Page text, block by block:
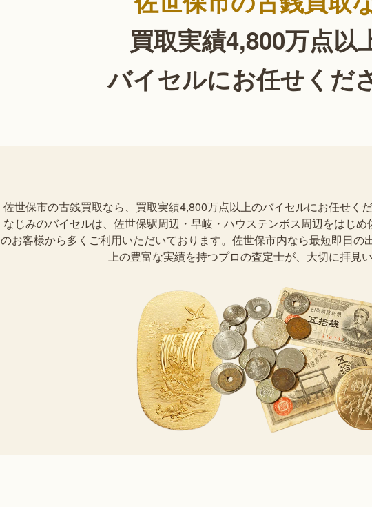
買取実績4,800万点以
バイセルにお任せくだ
佐世保市の古銭買取なら、買取実績4,800万点以上のバイセルにお任せく
なじみのバイセルは、佐世保駅周辺・早岐・ハウステンボス周辺をはじ
のお客様から多くご利用いただいております。佐世保市内なら最短即日の
上の豊富な実績を持つプロの査定士が、大切に拝見い